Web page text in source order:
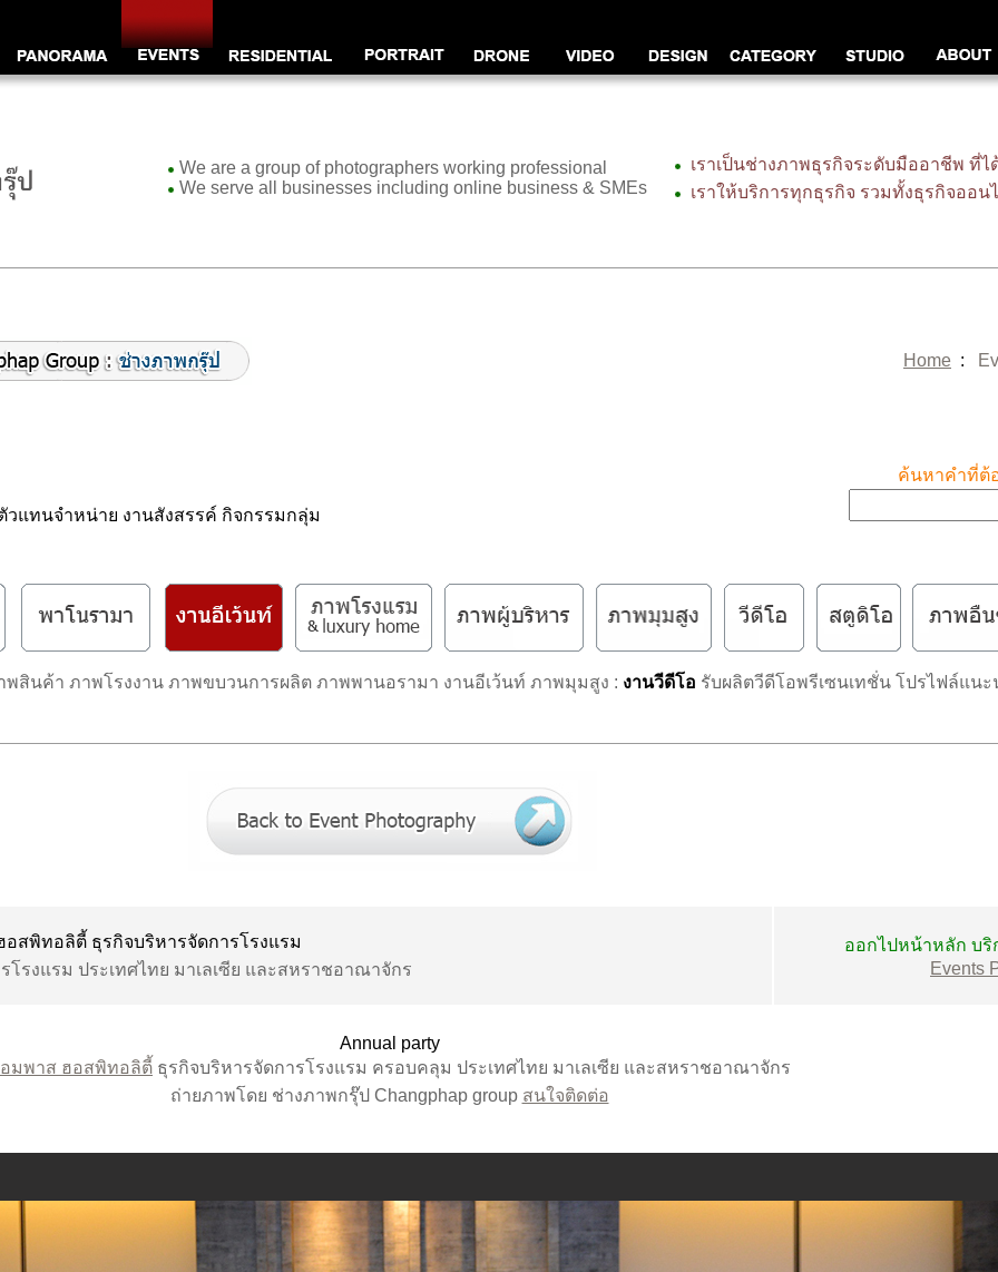
We are a group of photographers working professional
We serve all businesses including online business & SMEs
เราเป็นช่างภาพธุรกิจระดับมืออาชีพ ที่
เราให้บริการทุกธุรกิจ รวมทั้งธุรกิจออ
Home :
วแทนจำหน่าย งานสังสรรค์ กิจกรรมกลุ่ม
ค้นหาคำที่ต้อ
สินค้า ภาพโรงงาน ภาพขบวนการผลิต ภาพพานอรามา งานอีเว้นท์ ภาพมุมสูง : งานวีดีโอ รับผลิตวีดีโอพรีเซนเทชั่น โปรไฟล์แน
สพิทอลิตี้ ธุรกิจบริหารจัดการโรงแรม
งแรม ประเทศไทย มาเลเซีย และสหราชอาณาจักร
ออกไปหน้าหลัก บริ
Events
Annual party
มพาส ฮอสพิทอลิตี้ ธุรกิจบริหารจัดการโรงแรม ครอบคลุม ประเทศไทย มาเลเซีย และสหราชอาณาจักร
ถ่ายภาพโดย ช่างภาพกรุ๊ป Changphap group สนใจติดต่อ